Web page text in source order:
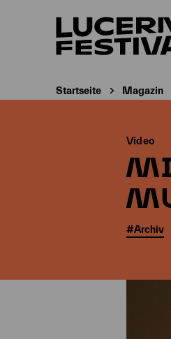
Startseite Magazin
Video
#Archiv